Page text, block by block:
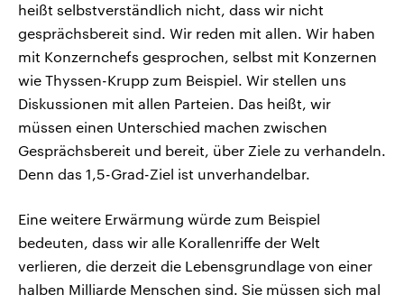
heißt selbstverständlich nicht, dass wir nicht
gesprächsbereit sind. Wir reden mit allen. Wir haben
mit Konzernchefs gesprochen, selbst mit Konzernen
wie Thyssen-Krupp zum Beispiel. Wir stellen uns
Diskussionen mit allen Parteien. Das heißt, wir
müssen einen Unterschied machen zwischen
Gesprächsbereit und bereit, über Ziele zu verhandeln.
Denn das 1,5-Grad-Ziel ist unverhandelbar.
Eine weitere Erwärmung würde zum Beispiel
bedeuten, dass wir alle Korallenriffe der Welt
verlieren, die derzeit die Lebensgrundlage von einer
halben Milliarde Menschen sind. Sie müssen sich mal